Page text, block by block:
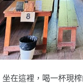
坐在這裡，喝一杯現